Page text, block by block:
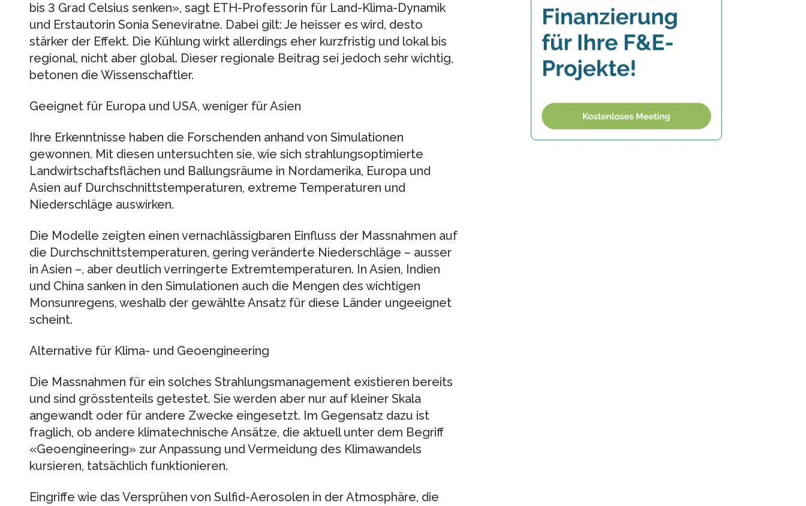
bis 3 Grad Celsius senken», sagt ETH-Professorin für Land-Klima-Dynamik
und Erstautorin Sonia Seneviratne. Dabei gilt: Je heisser es wird, desto
stärker der Effekt. Die Kühlung wirkt allerdings eher kurzfristig und lokal bis
regional, nicht aber global. Dieser regionale Beitrag sei jedoch sehr wichtig,
betonen die Wissenschaftler.
Geeignet für Europa und USA, weniger für Asien
Ihre Erkenntnisse haben die Forschenden anhand von Simulationen
gewonnen. Mit diesen untersuchten sie, wie sich strahlungsoptimierte
Landwirtschaftsflächen und Ballungsräume in Nordamerika, Europa und
Asien auf Durchschnittstemperaturen, extreme Temperaturen und
Niederschläge auswirken.
Die Modelle zeigten einen vernachlässigbaren Einfluss der Massnahmen auf
die Durchschnittstemperaturen, gering veränderte Niederschläge – ausser
in Asien –, aber deutlich verringerte Extremtemperaturen. In Asien, Indien
und China sanken in den Simulationen auch die Mengen des wichtigen
Monsunregens, weshalb der gewählte Ansatz für diese Länder ungeeignet
scheint.
Alternative für Klima- und Geoengineering
Die Massnahmen für ein solches Strahlungsmanagement existieren bereits
und sind grösstenteils getestet. Sie werden aber nur auf kleiner Skala
angewandt oder für andere Zwecke eingesetzt. Im Gegensatz dazu ist
fraglich, ob andere klimatechnische Ansätze, die aktuell unter dem Begriff
«Geoengineering» zur Anpassung und Vermeidung des Klimawandels
kursieren, tatsächlich funktionieren.
Eingriffe wie das Versprühen von Sulfid-Aerosolen in der Atmosphäre, die